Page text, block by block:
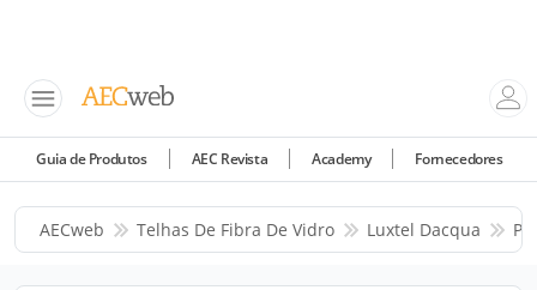
Guia de Produtos AEC Revista Academy Fornecedores
AECweb Telhas De Fibra De Vidro Luxtel Dacqua